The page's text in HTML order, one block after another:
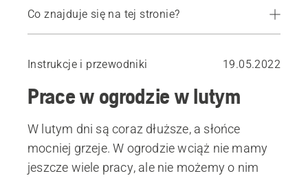
Co znajduje się na tej stronie?
Kwiaty w lutym
Sprzątanie wokół domu – co robić w lutym?
Luty w ogrodzie – niezbędne sprzęty
Instrukcje i przewodniki 19.05.2022
Prace w ogrodzie w lutym
W lutym dni są coraz dłuższe, a słońce
mocniej grzeje. W ogrodzie wciąż nie mamy
jeszcze wiele pracy, ale nie możemy o nim